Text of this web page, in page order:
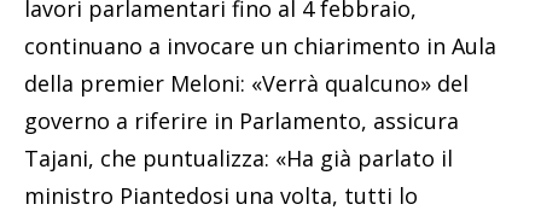
lavori parlamentari fino al 4 febbraio,
continuano a invocare un chiarimento in Aula
della premier Meloni: «Verrà qualcuno» del
governo a riferire in Parlamento, assicura
Tajani, che puntualizza: «Ha già parlato il
ministro Piantedosi una volta, tutti lo